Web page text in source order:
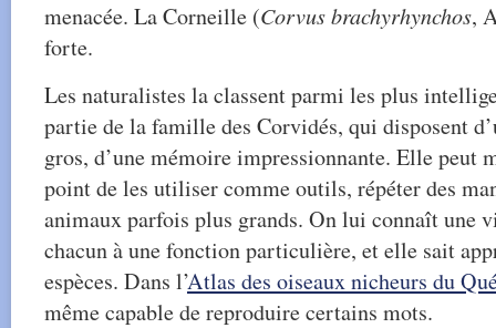
menacée. La Corneille (Corvus brachyrhynchos,
forte.
Les naturalistes la classent parmi les plus
partie de la famille des Corvidés, qui disposent
gros, d’une mémoire impressionnante. Elle peut
point de les utiliser comme outils, répéter des
animaux parfois plus grands. On lui connaît une
chacun à une fonction particulière, et elle sait
espèces. Dans l’Atlas des oiseaux nicheurs du
même capable de reproduire certains mots.